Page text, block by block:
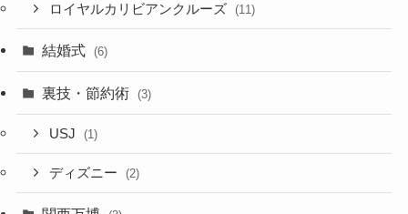
ロイヤルカリビアンクルーズ (11)
結婚式 (6)
裏技・節約術 (3)
USJ (1)
ディズニー (2)